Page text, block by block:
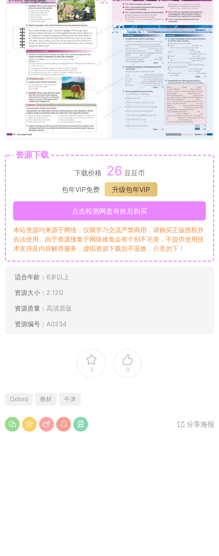
资源下载
下载价格 26 豆豆币
包年VIP免费
升级包年VIP
点击检测网盘有效后购买
本站资源均来源于网络，仅限学习交流严禁商用，请购买正版授权并
合法使用。由于资源搜集于网络难免会有个别不完美，不提供使用技
术支持及内容解答服务，虚拟资源下载后不退换，介意勿下！
适合年龄： 6岁以上
资源大小： 2.12G
资源质量： 高清原版
资源编号： A0234
3 0
Oxford 教材 牛津
分享海报